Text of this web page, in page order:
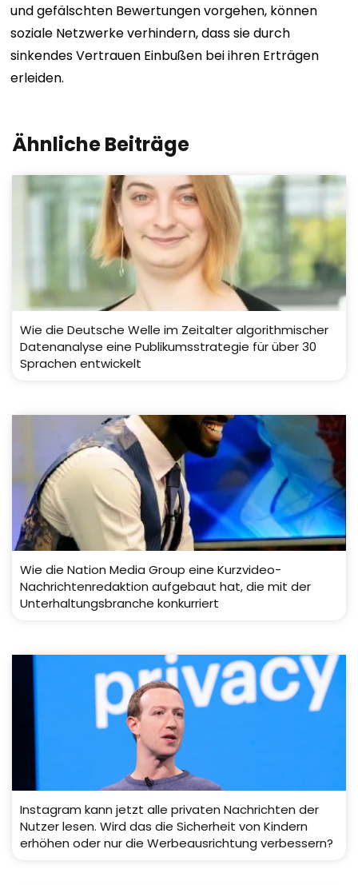
und gefälschten Bewertungen vorgehen, können
soziale Netzwerke verhindern, dass sie durch
sinkendes Vertrauen Einbußen bei ihren Erträgen
erleiden.
Ähnliche Beiträge
Wie die Deutsche Welle im Zeitalter algorithmischer
Datenanalyse eine Publikumsstrategie für über 30
Sprachen entwickelt
Wie die Nation Media Group eine Kurzvideo-
Nachrichtenredaktion aufgebaut hat, die mit der
Unterhaltungsbranche konkurriert
Instagram kann jetzt alle privaten Nachrichten der
Nutzer lesen. Wird das die Sicherheit von Kindern
erhöhen oder nur die Werbeausrichtung verbessern?